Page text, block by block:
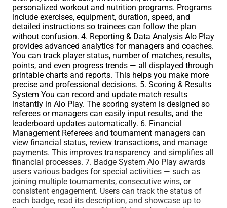
personalized workout and nutrition programs. Programs
include exercises, equipment, duration, speed, and
detailed instructions so trainees can follow the plan
without confusion. 4. Reporting & Data Analysis Alo Play
provides advanced analytics for managers and coaches.
You can track player status, number of matches, results,
points, and even progress trends — all displayed through
printable charts and reports. This helps you make more
precise and professional decisions. 5. Scoring & Results
System You can record and update match results
instantly in Alo Play. The scoring system is designed so
referees or managers can easily input results, and the
leaderboard updates automatically. 6. Financial
Management Referees and tournament managers can
view financial status, review transactions, and manage
payments. This improves transparency and simplifies all
financial processes. 7. Badge System Alo Play awards
users various badges for special activities — such as
joining multiple tournaments, consecutive wins, or
consistent engagement. Users can track the status of
each badge, read its description, and showcase up to